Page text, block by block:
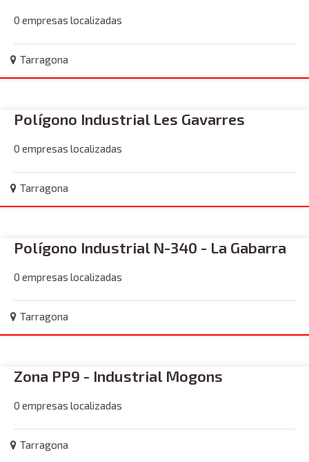
0 empresas localizadas
Tarragona
Polígono Industrial Les Gavarres
0 empresas localizadas
Tarragona
Polígono Industrial N-340 - La Gabarra
0 empresas localizadas
Tarragona
Zona PP9 - Industrial Mogons
0 empresas localizadas
Tarragona